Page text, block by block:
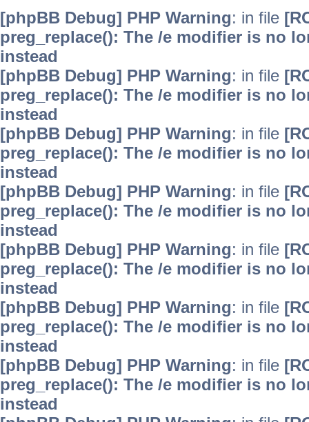
[phpBB Debug] PHP Warning: in file
preg_replace(): The /e modifier is no
instead
[phpBB Debug] PHP Warning: in file
preg_replace(): The /e modifier is no
instead
[phpBB Debug] PHP Warning: in file
preg_replace(): The /e modifier is no
instead
[phpBB Debug] PHP Warning: in file
preg_replace(): The /e modifier is no
instead
[phpBB Debug] PHP Warning: in file
preg_replace(): The /e modifier is no
instead
[phpBB Debug] PHP Warning: in file
preg_replace(): The /e modifier is no
instead
[phpBB Debug] PHP Warning: in file
preg_replace(): The /e modifier is no
instead